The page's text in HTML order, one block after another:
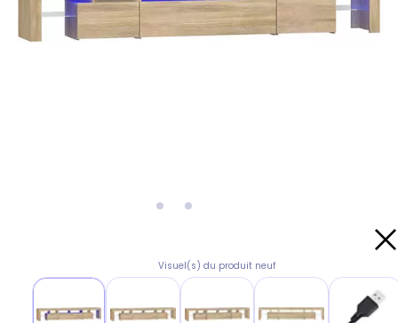
Visuel(s) du produit neuf